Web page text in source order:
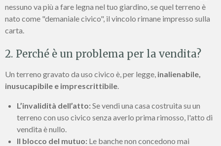
nessuno va più a fare legna nel tuo giardino, se quel terreno è
nato come "demaniale civico", il vincolo rimane impresso sulla
carta.
2. Perché è un problema per la vendita?
Un terreno gravato da uso civico è, per legge, inalienabile,
inusucapibile e imprescrittibile.
L’invalidità dell’atto:Se vendi una casa costruita su un
terreno con uso civico senza averlo prima rimosso, l'atto di
vendita è nullo.
Il blocco del mutuo: Le banche non concedono mai